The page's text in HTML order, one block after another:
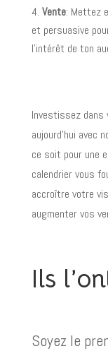
Vente: Mettez
et persuasive
l’intérêt de ton
Investissez
aujourd’hui avec
ce soit pour une
calendrier vous
accroître votre
augmenter vos
Ils
Soyez le